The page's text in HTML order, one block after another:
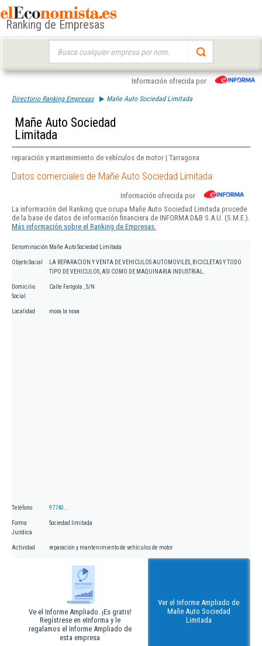
Ranking de Empresas
Información ofrecida por
Directorio Ranking Empresas Mañe Auto Sociedad Limitada
Mañe Auto Sociedad
Limitada
reparación y mantenimiento de vehículos de motor | Tarragona
Datos comerciales de Mañe Auto Sociedad Limitada
Información ofrecida por
La información del Ranking que ocupa Mañe Auto Sociedad Limitada procede
de la base de datos de información financiera de INFORMA D&B S.A.U. (S.M.E.).
Más información sobre el Ranking de Empresas.
Denominación Mañe Auto Sociedad Limitada
Objeto Social
LA REPARACION Y VENTA DE VEHICULOS AUTOMOVILES, BICICLETAS Y TODO
TIPO DE VEHICULOS, ASI COMO DE MAQUINARIA INDUSTRIAL.
Domicilio
Social
Calle Farigola , S/N
Localidad mora la nova
Teléfono 97740...
Forma
Jurídica
Sociedad limitada
Actividad reparación y mantenimiento de vehículos de motor
Ve el Informe Ampliado. ¡Es gratis!
Regístrese en eInforma y le
regalamos el Informe Ampliado de
esta empresa
Ver el Informe Ampliado de
Mañe Auto Sociedad
Limitada